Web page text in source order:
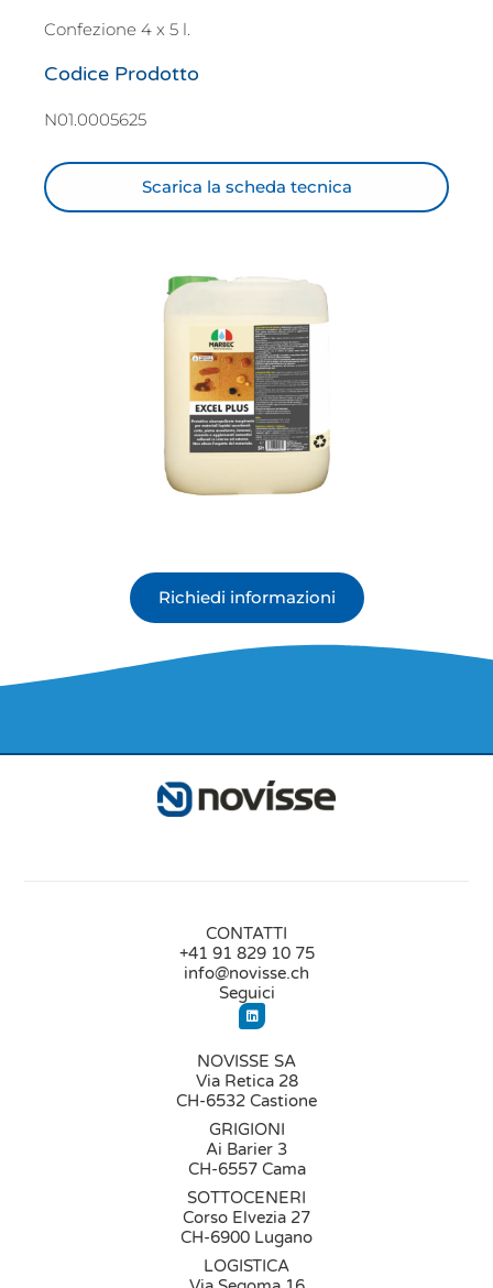
Confezione 4 x 5 l.
Codice Prodotto
N01.0005625
Scarica la scheda tecnica
Richiedi informazioni
CONTATTI
+41 91 829 10 75
info@novisse.ch
Seguici
NOVISSE SA
Via Retica 28
CH-6532 Castione
GRIGIONI
Ai Barier 3
CH-6557 Cama
SOTTOCENERI
Corso Elvezia 27
CH-6900 Lugano
LOGISTICA